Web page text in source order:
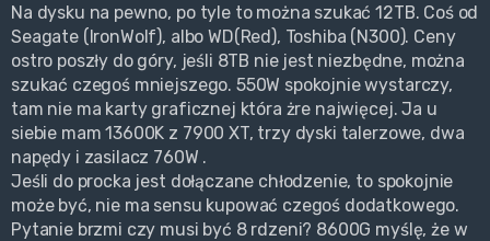
Na dysku na pewno, po tyle to można szukać 12TB. Coś od
Seagate (IronWolf), albo WD(Red), Toshiba (N300). Ceny
ostro poszły do góry, jeśli 8TB nie jest niezbędne, można
szukać czegoś mniejszego. 550W spokojnie wystarczy,
tam nie ma karty graficznej która żre najwięcej. Ja u
siebie mam 13600K z 7900 XT, trzy dyski talerzowe, dwa
napędy i zasilacz 760W .
Jeśli do procka jest dołączane chłodzenie, to spokojnie
może być, nie ma sensu kupować czegoś dodatkowego.
Pytanie brzmi czy musi być 8 rdzeni? 8600G myślę, że w